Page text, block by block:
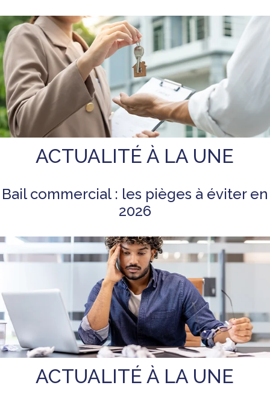
ACTUALITÉ À LA UNE
Bail commercial : les pièges à éviter en
2026
ACTUALITÉ À LA UNE